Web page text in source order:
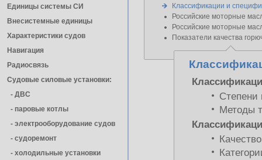
Единицы cистемы СИ
Внесистемные единицы
Характеристики судов
Навигация
Радиосвязь
Судовые силовые установки:
- ДВС
- паровые котлы
- электрооборудование судов
- cудоремонт
- холодильные установки
Классификации и
Российские моторные
Российские моторные
Показатели качества
Степени
Методы